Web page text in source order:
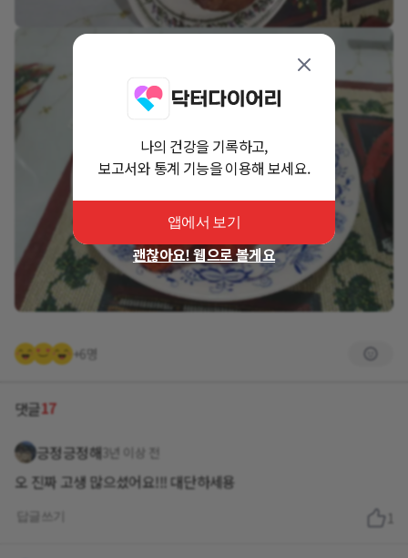
+6명
댓글17
긍정긍정해 3년 이상 전
오 진짜 고생 많으셨어요!!! 대단하세용
1
나의 건강을 기록하고,
보고서와 통계 기능을 이용해 보세요.
앱에서 보기
괜찮아요! 웹으로 볼게요